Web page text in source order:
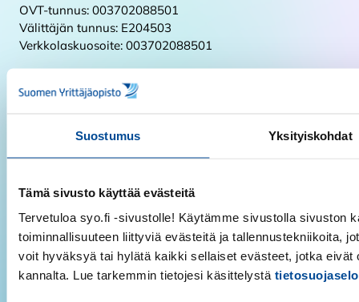
Suostumus Yksityiskohdat
Tämä sivusto käyttää evästeitä
Tervetuloa syo.fi -sivustolle! Käytämme sivustolla sivuston
toiminnallisuuteen liittyviä evästeitä ja tallennustekniikoita,
voit hyväksyä tai hylätä kaikki sellaiset evästeet, jotka eivät
kannalta. Lue tarkemmin tietojesi käsittelystä
OVT-tunnus: 003702088501
Välittäjän tunnus: E204503
Verkkolaskuosoite: 003702088501
Koulutukset
Yrittäjille ja yrityksille
Koulutuskauppa
Saavutettavuusseloste